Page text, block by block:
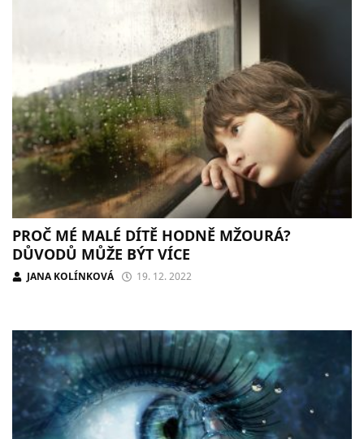
PROČ MÉ MALÉ DÍTĚ HODNĚ MŽOURÁ?
DŮVODŮ MŮŽE BÝT VÍCE
JANA KOLÍNKOVÁ 19. 12. 2022